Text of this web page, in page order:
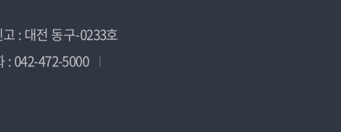
: 대전 동구-0233호
: 042-472-5000